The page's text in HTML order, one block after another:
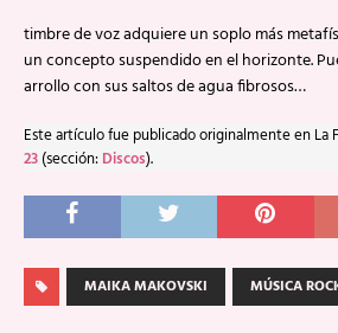
timbre de voz adquiere un soplo más
un concepto suspendido en el horizonte.
arrollo con sus saltos de agua fibrosos…
Este artículo fue publicado originalmente en La
23 (sección: Discos).
MAIKA MAKOVSKI MÚSICA